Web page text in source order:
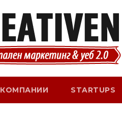
КОМПАНИИ STARTUPS